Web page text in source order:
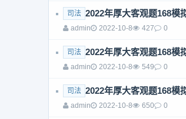
司法 2022年厚大客观题168模
admin 2022-10-8 427 0
司法 2022年厚大客观题168模
admin 2022-10-8 549 0
司法 2022年厚大客观题168模
admin 2022-10-8 650 0